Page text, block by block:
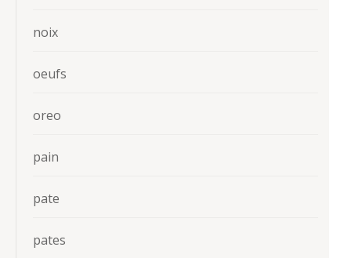
noix
oeufs
oreo
pain
pate
pates